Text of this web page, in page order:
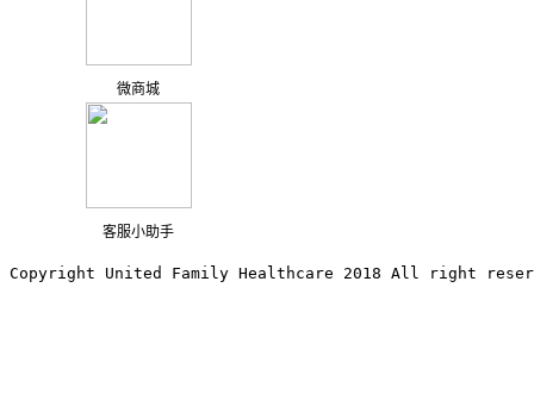
微商城
客服小助手
Copyright United Family Healthcare 2018 All right